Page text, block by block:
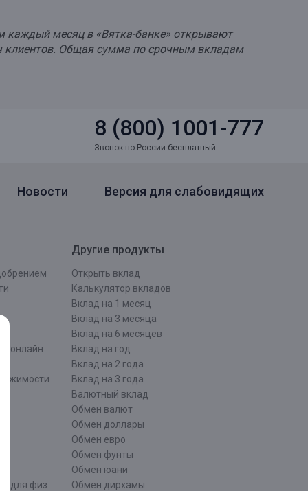
каждый месяц в «Вятка-банке» открывают
клиентов. Общая сумма по срочным вкладам
8 (800) 1001-777
Звонок по России бесплатный
Новости Версия для слабовидящих
онлайн
для физ
Другие продукты
Открыть вклад
Калькулятор вкладов
Вклад на 1 месяц
Вклад на 3 месяца
Вклад на 6 месяцев
Вклад на год
Вклад на 2 года
Вклад на 3 года
Валютный вклад
Обмен валют
Обмен доллары
Обмен евро
Обмен фунты
Обмен юани
Обмен дирхамы